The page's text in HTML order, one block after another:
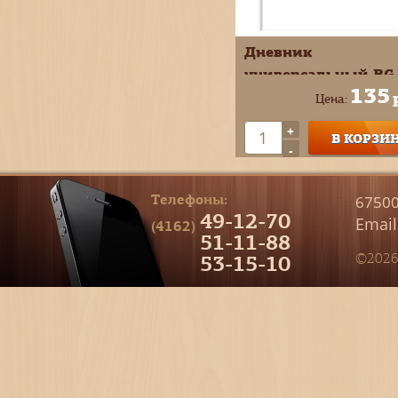
Дневник
универсальный BG
Белый лам тв обл
Д5т40_лм 62749
Цена: 135
+
-
В
Телефоны:
(4162) 49-12-70
51-11-88
53-15-10